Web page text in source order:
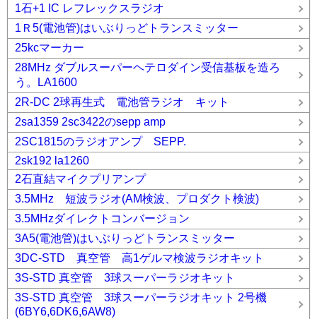
1石+1 IC レフレックスラジオ
1Ｒ5(電池管)はいぶりっどトランスミッター
25kcマーカー
28MHz ダブルスーパーヘテロダイン受信基板を造ろ
う。LA1600
2R-DC 2球再生式 電池管ラジオ キット
2sa1359 2sc3422のsepp amp
2SC1815のラジオアンプ SEPP.
2sk192 la1260
2石直結マイクプリアンプ
3.5MHz 短波ラジオ(AM検波、プロダクト検波)
3.5MHzダイレクトコンバージョン
3A5(電池管)はいぶりっどトランスミッター
3DC-STD 真空管 高1ゲルマ検波ラジオキット
3S-STD 真空管 3球スーパーラジオキット
3S-STD 真空管 3球スーパーラジオキット 2号機
(6BY6,6DK6,6AW8)